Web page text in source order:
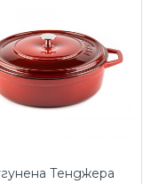
Тенджера